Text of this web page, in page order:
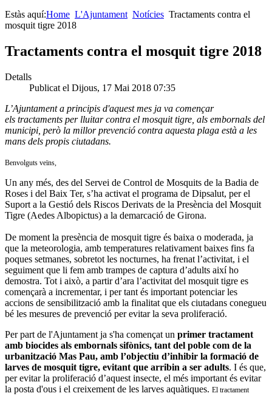
Estàs aquí:Home L'Ajuntament Notícies Tractaments contra el
mosquit tigre 2018
Tractaments contra el mosquit tigre 2018
Detalls
Publicat el Dijous, 17 Mai 2018 07:35
L’Ajuntament a principis d'aquest mes ja va començar
els tractaments per lluitar contra el mosquit tigre, als embornals del
municipi, però la millor prevenció contra aquesta plaga està a les
mans dels propis ciutadans.
Benvolguts veïns,
Un any més, des del Servei de Control de Mosquits de la Badia de
Roses i del Baix Ter, s’ha activat el programa de Dipsalut, per el
Suport a la Gestió dels Riscos Derivats de la Presència del Mosquit
Tigre (Aedes Albopictus) a la demarcació de Girona.
De moment la presència de mosquit tigre és baixa o moderada, ja
que la meteorologia, amb temperatures relativament baixes fins fa
poques setmanes, sobretot les nocturnes, ha frenat l’activitat, i el
seguiment que li fem amb trampes de captura d’adults així ho
demostra. Tot i això, a partir d’ara l’activitat del mosquit tigre es
començarà a incrementar, i per tant és important potenciar les
accions de sensibilització amb la finalitat que els ciutadans conegueu
bé les mesures de prevenció per evitar la seva proliferació.
Per part de l'Ajuntament ja s'ha començat un primer tractament
amb biocides als embornals sifònics, tant del poble com de la
urbanització Mas Pau, amb l’objectiu d’inhibir la formació de
larves de mosquit tigre, evitant que arribin a ser adults. I és que,
per evitar la proliferació d’aquest insecte, el més important és evitar
la posta d'ous i el creixement de les larves aquàtiques. El tractament